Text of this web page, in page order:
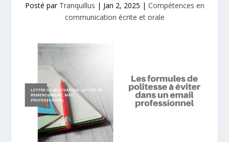
Posté par Tranquillus | Jan 2, 2025 | Compétences en
communication écrite et orale